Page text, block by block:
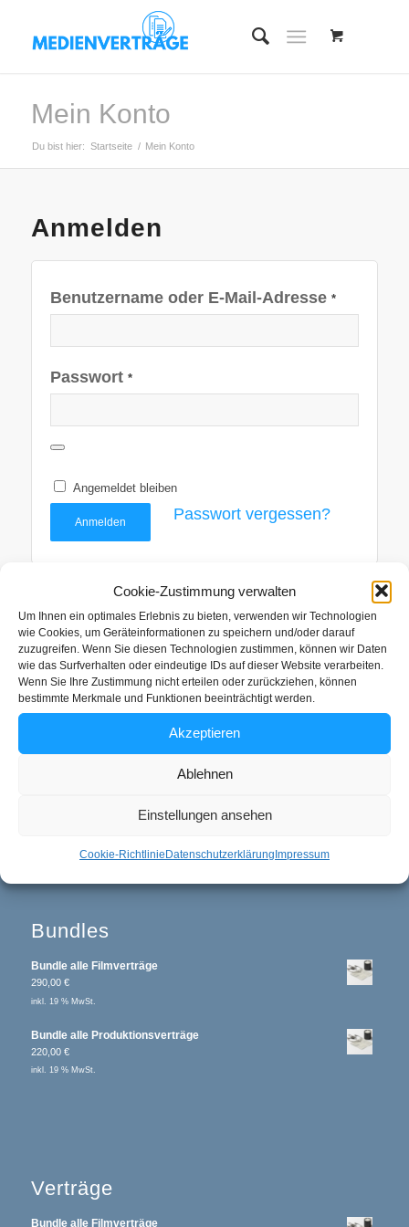
Cookie-Zustimmung verwalten
Um Ihnen ein optimales Erlebnis zu bieten, verwenden wir Technologien
wie Cookies, um Geräteinformationen zu speichern und/oder darauf
zuzugreifen. Wenn Sie diesen Technologien zustimmen, können wir Daten
wie das Surfverhalten oder eindeutige IDs auf dieser Website verarbeiten.
Wenn Sie Ihre Zustimmung nicht erteilen oder zurückziehen, können
bestimmte Merkmale und Funktionen beeinträchtigt werden.
Akzeptieren
Ablehnen
Einstellungen ansehen
Cookie-RichtlinieDatenschutzerklärungImpressum
Mein Konto
Du bist hier: Startseite / Mein Konto
Anmelden
Benutzername oder E-Mail-Adresse *
Passwort *
Angemeldet bleiben
Anmelden Passwort vergessen?
Film- und Medienverträge
Rechtsanwalt Wolfgang Riegger
Osterholzallee 76/1
Bundles
Bundle alle Filmverträge
290,00 €
inkl. 19 % MwSt.
Bundle alle Produktionsverträge
220,00 €
inkl. 19 % MwSt.
Verträge
Bundle alle Filmverträge